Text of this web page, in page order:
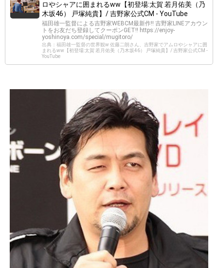
ロやシャアに囲まれるww【初登場:太賀 若月佑美（乃
木坂46） 戸塚純貴】/ 吉野家公式CM - YouTube
福田雄一監督による吉野家WEBCM最新作!! 吉野家LINEアカウン
トをお友だち登録してクーポンGET!! https://enjoy-
yoshinoya.com/special/mugitoro/
出典：福田雄一監督の世界観w 佐藤二朗さん、吉野家でアムロやシャアに囲
まれるww【初登場:太賀 若月佑美（乃木坂46） 戸塚純貴】/ 吉野家公式CM -
YouTube